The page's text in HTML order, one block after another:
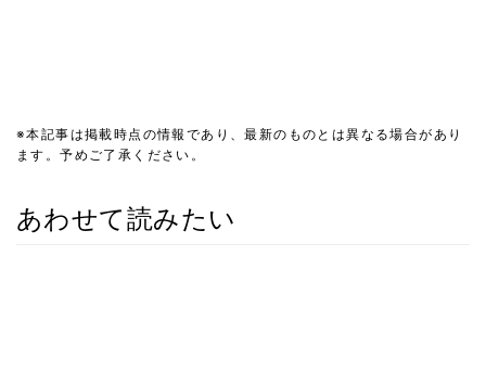
※本記事は掲載時点の情報であり、最新のものとは異なる場合があり
ます。予めご了承ください。
あわせて読みたい